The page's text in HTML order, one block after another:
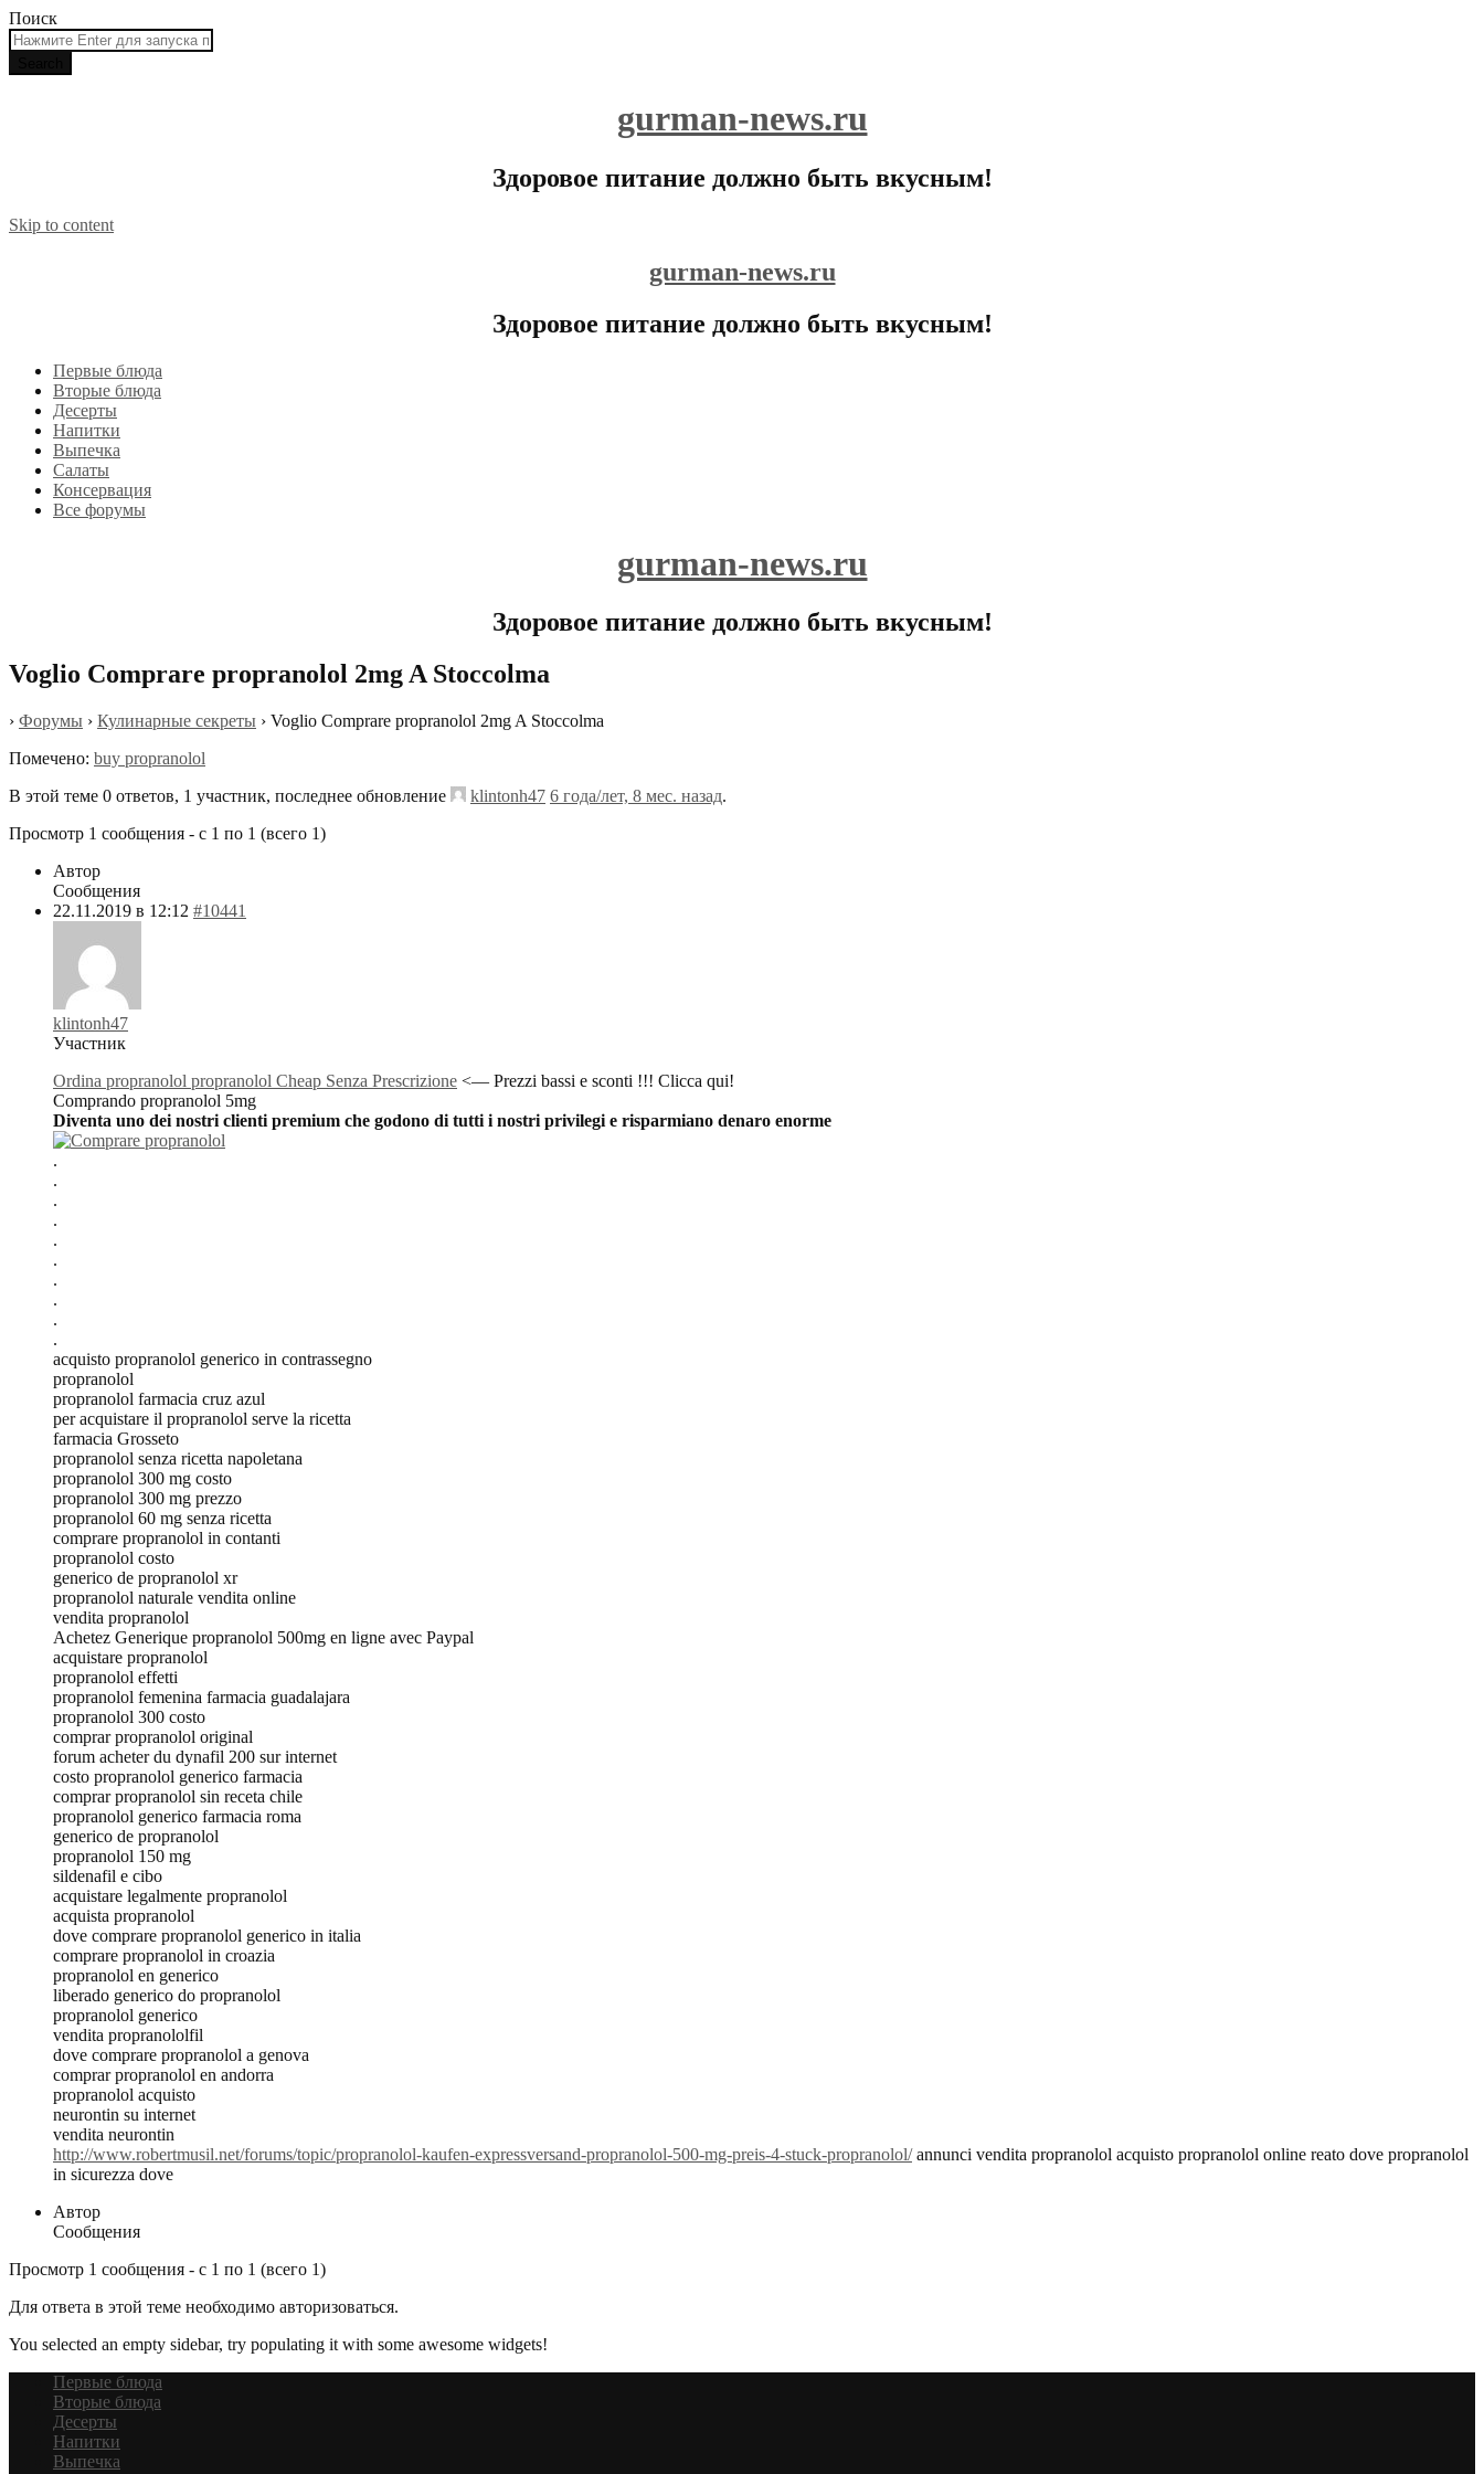
Поиск
gurman-news.ru
Здоровое питание должно быть вкусным!
Skip to content
gurman-news.ru
Здоровое питание должно быть вкусным!
Первые блюда
Вторые блюда
Десерты
Напитки
Выпечка
Салаты
Консервация
Все форумы
gurman-news.ru
Здоровое питание должно быть вкусным!
Voglio Comprare propranolol 2mg A Stoccolma
› Форумы › Кулинарные секреты › Voglio Comprare propranolol 2mg A Stoccolma
Помечено: buy propranolol
В этой теме 0 ответов, 1 участник, последнее обновление
klintonh47 6 года/лет, 8 мес. назад.
Просмотр 1 сообщения - с 1 по 1 (всего 1)
Автор
Сообщения
22.11.2019 в 12:12 #10441
klintonh47
Участник
Ordina propranolol propranolol Cheap Senza Prescrizione <— Prezzi bassi e sconti !!! Clicca qui!
Comprando propranolol 5mg
Diventa uno dei nostri clienti premium che godono di tutti i nostri privilegi e risparmiano denaro enorme
.
.
.
.
.
.
.
.
.
.
acquisto propranolol generico in contrassegno
propranolol
propranolol farmacia cruz azul
per acquistare il propranolol serve la ricetta
farmacia Grosseto
propranolol senza ricetta napoletana
propranolol 300 mg costo
propranolol 300 mg prezzo
propranolol 60 mg senza ricetta
comprare propranolol in contanti
propranolol costo
generico de propranolol xr
propranolol naturale vendita online
vendita propranolol
Achetez Generique propranolol 500mg en ligne avec Paypal
acquistare propranolol
propranolol effetti
propranolol femenina farmacia guadalajara
propranolol 300 costo
comprar propranolol original
forum acheter du dynafil 200 sur internet
costo propranolol generico farmacia
comprar propranolol sin receta chile
propranolol generico farmacia roma
generico de propranolol
propranolol 150 mg
sildenafil e cibo
acquistare legalmente propranolol
acquista propranolol
dove comprare propranolol generico in italia
comprare propranolol in croazia
propranolol en generico
liberado generico do propranolol
propranolol generico
vendita propranololfil
dove comprare propranolol a genova
comprar propranolol en andorra
propranolol acquisto
neurontin su internet
vendita neurontin
http://www.robertmusil.net/forums/topic/propranolol-kaufen-expressversand-propranolol-500-mg-preis-4-stuck-propranolol/annunci vendita propranolol acquisto propranolol online reato dove propranolol
in sicurezza dove
Автор
Сообщения
Просмотр 1 сообщения - с 1 по 1 (всего 1)
Для ответа в этой теме необходимо авторизоваться.
You selected an empty sidebar, try populating it with some awesome widgets!
Первые блюда
Вторые блюда
Десерты
Напитки
Выпечка